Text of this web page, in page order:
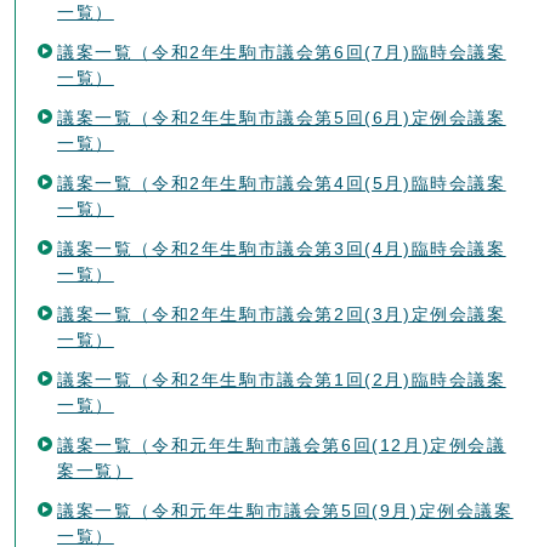
一覧）
議案一覧（令和2年生駒市議会第6回(7月)臨時会議案
一覧）
議案一覧（令和2年生駒市議会第5回(6月)定例会議案
一覧）
議案一覧（令和2年生駒市議会第4回(5月)臨時会議案
一覧）
議案一覧（令和2年生駒市議会第3回(4月)臨時会議案
一覧）
議案一覧（令和2年生駒市議会第2回(3月)定例会議案
一覧）
議案一覧（令和2年生駒市議会第1回(2月)臨時会議案
一覧）
議案一覧（令和元年生駒市議会第6回(12月)定例会議
案一覧）
議案一覧（令和元年生駒市議会第5回(9月)定例会議案
一覧）